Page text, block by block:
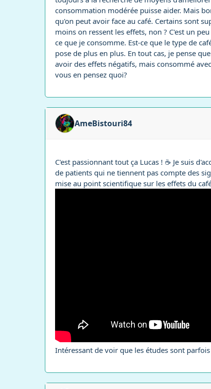
consommation modérée puisse aider. Mais
qu'on peut avoir face au café. Certains sont
moins on ressent les effets, non ? C'est un
ce que je consomme. Est-ce que le type de
pose de plus en plus. En tout cas, je pense
avoir des effets négatifs, mais consommé
vous en pensez quoi?
AmeBistouri84
C'est passionnant tout ça Lucas ! ☕ Je suis
de patients qui ne tiennent pas compte des
mise au point scientifique sur les effets du
Intéressant de voir que les études sont